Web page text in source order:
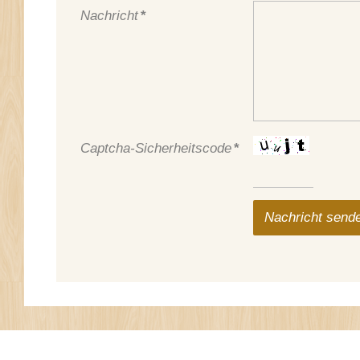
Nachricht*
Captcha-Sicherheitscode*
Nachricht